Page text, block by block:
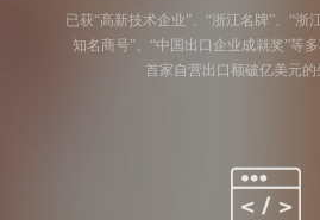
已获“高新技术企业”、“浙江名牌”、“浙
知名商号”、“中国出口企业成就奖”等
首家自营出口额破亿美元的